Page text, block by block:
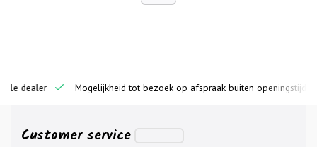
dealer Mogelijkheid tot bezoek op afspraak buiten openingstijden
Customer service